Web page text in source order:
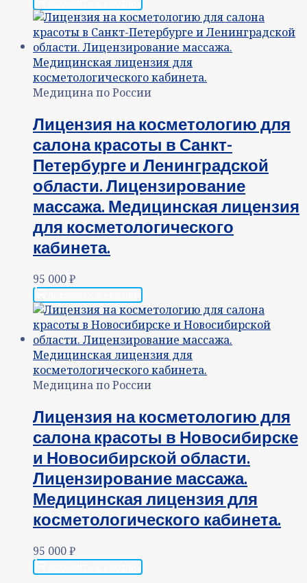
Медицина по России
Лицензия на косметологию для
салона красоты в Санкт-
Петербурге и Ленинградской
области. Лицензирование
массажа. Медицинская лицензия
для косметологического
кабинета.
95 000₽
Медицина по России
Лицензия на косметологию для
салона красоты в Новосибирске
и Новосибирской области.
Лицензирование массажа.
Медицинская лицензия для
косметологического кабинета.
95 000₽